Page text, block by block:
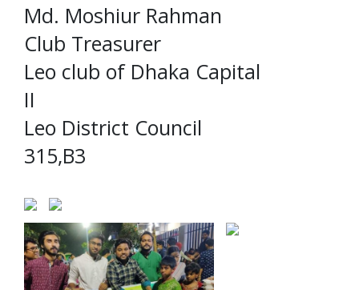
Md. Moshiur Rahman
Club Treasurer
Leo club of Dhaka Capital
II
Leo District Council
315,B3